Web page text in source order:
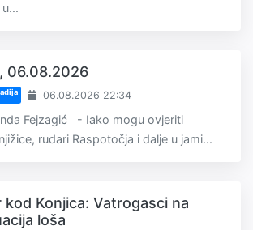
06.08.2026
06.08.2026 22:34
Fejzagić - Iako mogu ovjeriti
rudari Raspotočja i dalje u jami...
kod Konjica: Vatrogasci na
loša